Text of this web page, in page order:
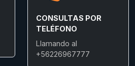
CONSULTAS POR
TELÉFONO
Llamando al
+56226967777